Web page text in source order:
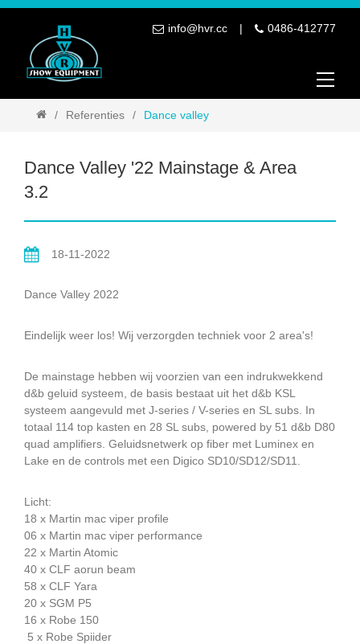
info@hvr.cc 0486-412777
Referenties Dance valley
Dance Valley '22 Mainstage & Area
3.2
18-11-2022
Dance Valley 2022
Eindelijk weer los! Wij verzorgden techniek voor 2 area's!
De mainstage hebben wij voorzien van een indrukwekkend
d&b geluid systeem, de basis bestaat uit het d&b KSL
systeem aangevuld met J-series / V-series en SL subs. In
totaal 114 top kasten en 28 SL subs, powered by 51 d&b D80
quad amplifiers. Geluidsnetwerk op fiber met Luminex en
Lake en de controls met een Digico SD10/SD12/SD11.
Licht:
18 x Martin mac viper profile
06 x Martin mac viper performance
22 x Martin Atomic
40 x CLF aorun beam
58 x CLF Yara
20 x SGM P5
16 x Robe 150
5 x Robe Spiider